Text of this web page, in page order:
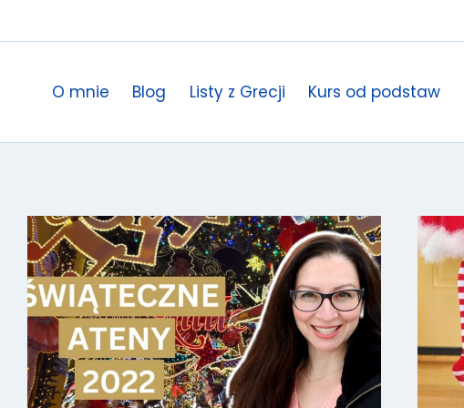
O mnie
Blog Listy z Grecji Kurs od podstaw